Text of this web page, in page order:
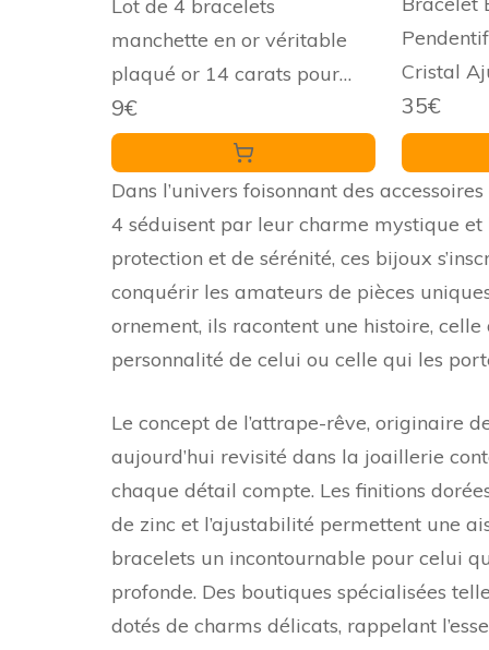
Lot de 4 bracelets
manchette en or véritable
plaqué or 14 carats pour
femme - Bracelet réglable
en perles dorées, One Size,
Pierre précieuse, Sans pierre
9€
Cristal
35€
Dans l’univers foisonnant des
4 séduisent par leur charme mystique
protection et de sérénité, ces bijoux
conquérir les amateurs de pièces
ornement, ils racontent une histoire,
personnalité de celui ou celle qui les
Le concept de l’attrape-rêve, originaire
aujourd’hui revisité dans la joaillerie
chaque détail compte. Les finitions
de zinc et l’ajustabilité permettent une
bracelets un incontournable pour celui
profonde. Des boutiques spécialisées
dotés de charms délicats, rappelant